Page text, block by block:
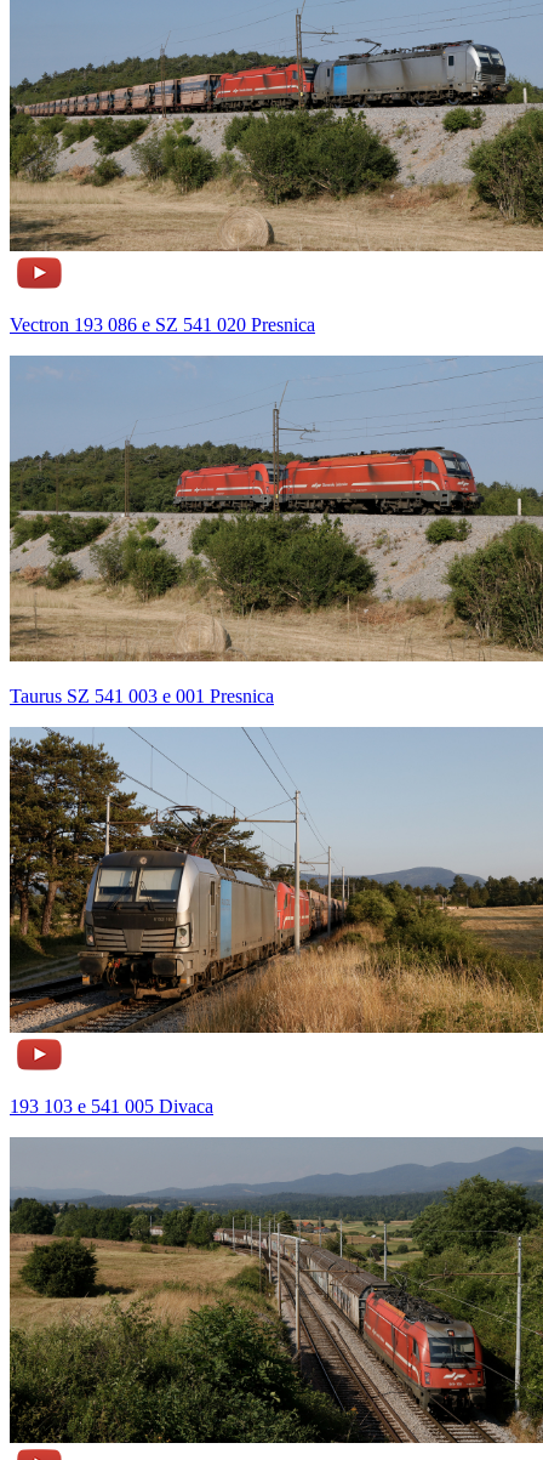
Vectron 193 086 e SZ 541 020 Presnica
Taurus SZ 541 003 e 001 Presnica
193 103 e 541 005 Divaca